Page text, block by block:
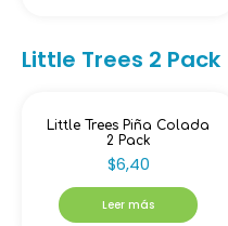
Little Trees 2 Pack
Little Trees Piña Colada
2 Pack
$6,40
Leer más